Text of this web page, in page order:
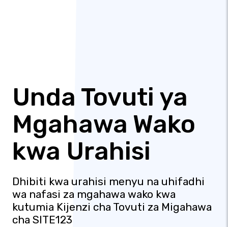
Unda Tovuti ya
Mgahawa Wako
kwa Urahisi
Dhibiti kwa urahisi menyu na uhifadhi
wa nafasi za mgahawa wako kwa
kutumia Kijenzi cha Tovuti za Migahawa
cha SITE123